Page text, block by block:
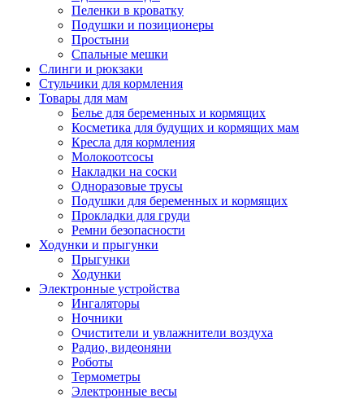
Пеленки в кроватку
Подушки и позиционеры
Простыни
Спальные мешки
Слинги и рюкзаки
Стульчики для кормления
Товары для мам
Белье для беременных и кормящих
Косметика для будущих и кормящих мам
Кресла для кормления
Молокоотсосы
Накладки на соски
Одноразовые трусы
Подушки для беременных и кормящих
Прокладки для груди
Ремни безопасности
Ходунки и прыгунки
Прыгунки
Ходунки
Электронные устройства
Ингаляторы
Ночники
Очистители и увлажнители воздуха
Радио, видеоняни
Роботы
Термометры
Электронные весы